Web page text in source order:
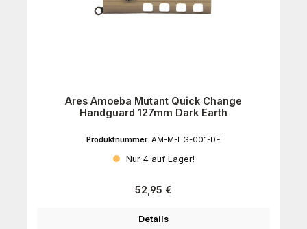
Ares Amoeba Mutant Quick Change
Handguard 127mm Dark Earth
Produktnummer: AM-M-HG-001-DE
Nur 4 auf Lager!
Regulärer Preis:
52,95 €
Details